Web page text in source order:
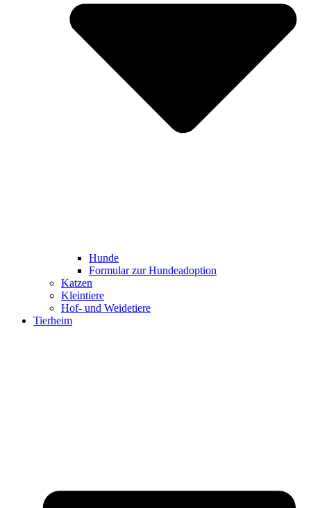
Hunde
Formular zur Hundeadoption
Katzen
Kleintiere
Hof- und Weidetiere
Tierheim